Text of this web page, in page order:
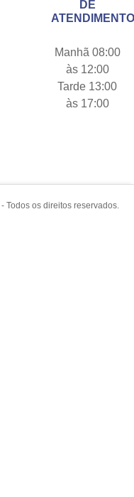
DE
Manhã 08:00
às 12:00
Tarde 13:00
às 17:00
Todos os direitos reservados.